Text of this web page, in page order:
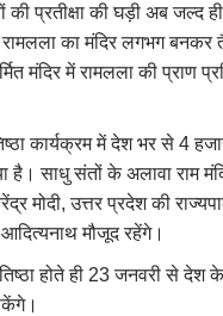
की प्रतीक्षा की घड़ी अब जल्द
का मंदिर लगभग बनकर
मंदिर में रामलला की प्राण
कार्यक्रम में देश भर से 4
है। साधु संतों के अलावा राम
मोदी,उत्तर प्रदेश की
आदित्यनाथ मौजूद रहेंगे।
होते ही 23जनवरी से देश